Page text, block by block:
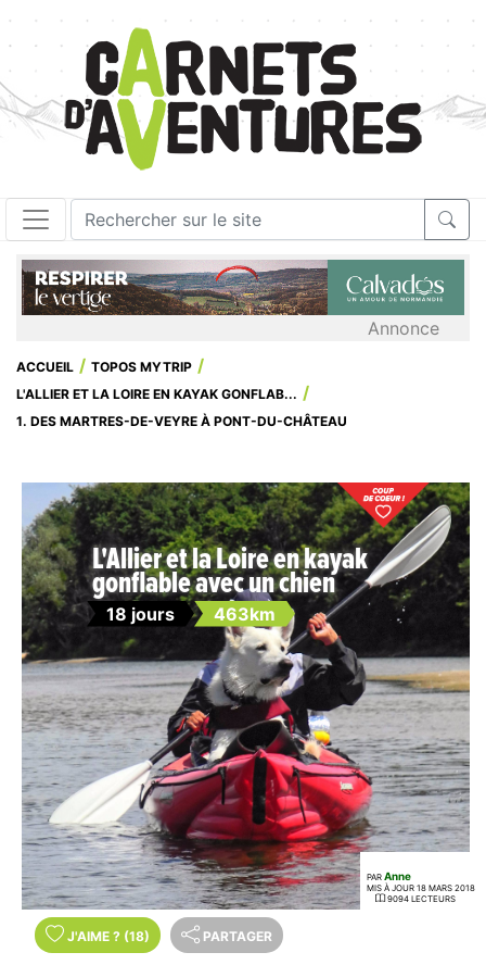
Annonce
ACCUEIL
TOPOS MYTRIP
L'ALLIER ET LA LOIRE EN KAYAK GONFLAB...
1. DES MARTRES-DE-VEYRE À PONT-DU-CHÂTEAU
L'Allier et la Loire en kayak
gonflable avec un chien
18 jours 463km
PAR Anne
MIS À JOUR 18 MARS 2018
9094 LECTEURS
J'AIME ? (18) PARTAGER